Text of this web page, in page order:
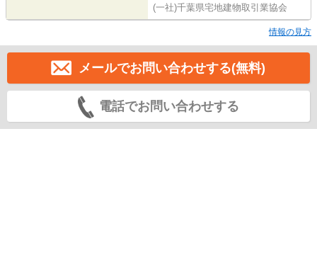
(一社)千葉県宅地建物取引業協会
情報の見方
メールでお問い合わせする(無料)
電話でお問い合わせする